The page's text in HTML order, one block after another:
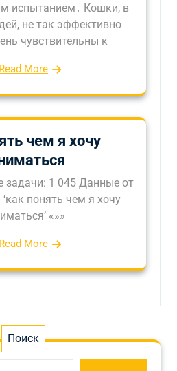
испытанием․ Кошки, в
не так эффективно
чувствительны к
Read More
чем я хочу
задачи: 1 045 Данные от
понять чем я хочу
«»»
Read More
Поиск